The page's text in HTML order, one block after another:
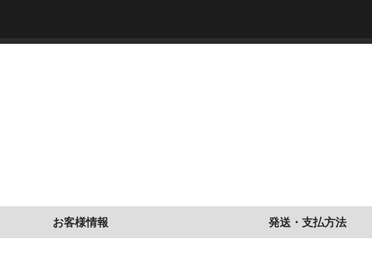
お客様情報 発送・支払方法